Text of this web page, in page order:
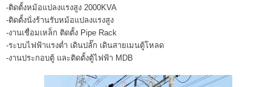
-ติดตั้งหม้อแปลงแรงสูง 2000KVA
-ติดตั้งนั่งร้านรับหม้อแปลงแรงสูง
-งานเชื่อมเหล็ก ติดตั้ง Pipe Rack
-ระบบไฟฟ้าแรงต่ำ เดินปลั๊ก เดินสายเมนตู้โหลด
-งานประกอบตู้ และติดตั้งตู้ไฟฟ้า MDB